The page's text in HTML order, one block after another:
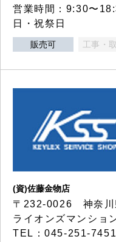
営業時間：9:30〜
日・祝祭日
販売可 工事・
(資)佐藤金物店
〒232-0026 神奈
ライオンズマンシ
TEL：045-251-